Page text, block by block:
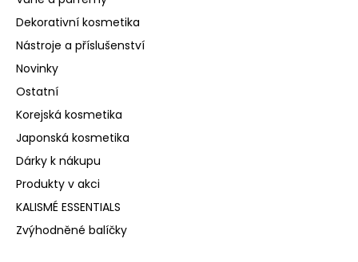
Dekorativní kosmetika
Nástroje a příslušenství
Novinky
Ostatní
Korejská kosmetika
Japonská kosmetika
Dárky k nákupu
Produkty v akci
KALISMÉ ESSENTIALS
Zvýhodněné balíčky